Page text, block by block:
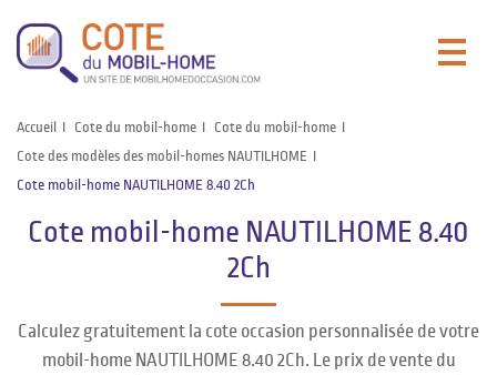
Accueil Cote du mobil-home
Cote du mobil-home
Cote des modèles des mobil-homes NAUTILHOME
Cote mobil-home NAUTILHOME 8.40 2Ch
Cote mobil-home NAUTILHOME 8.40
2Ch
Calculez gratuitement la cote occasion personnalisée de votre
mobil-home NAUTILHOME 8.40 2Ch. Le prix de vente du